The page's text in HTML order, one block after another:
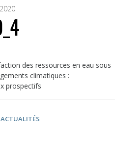
des ressources en eau sous
climatiques :
prospectifs